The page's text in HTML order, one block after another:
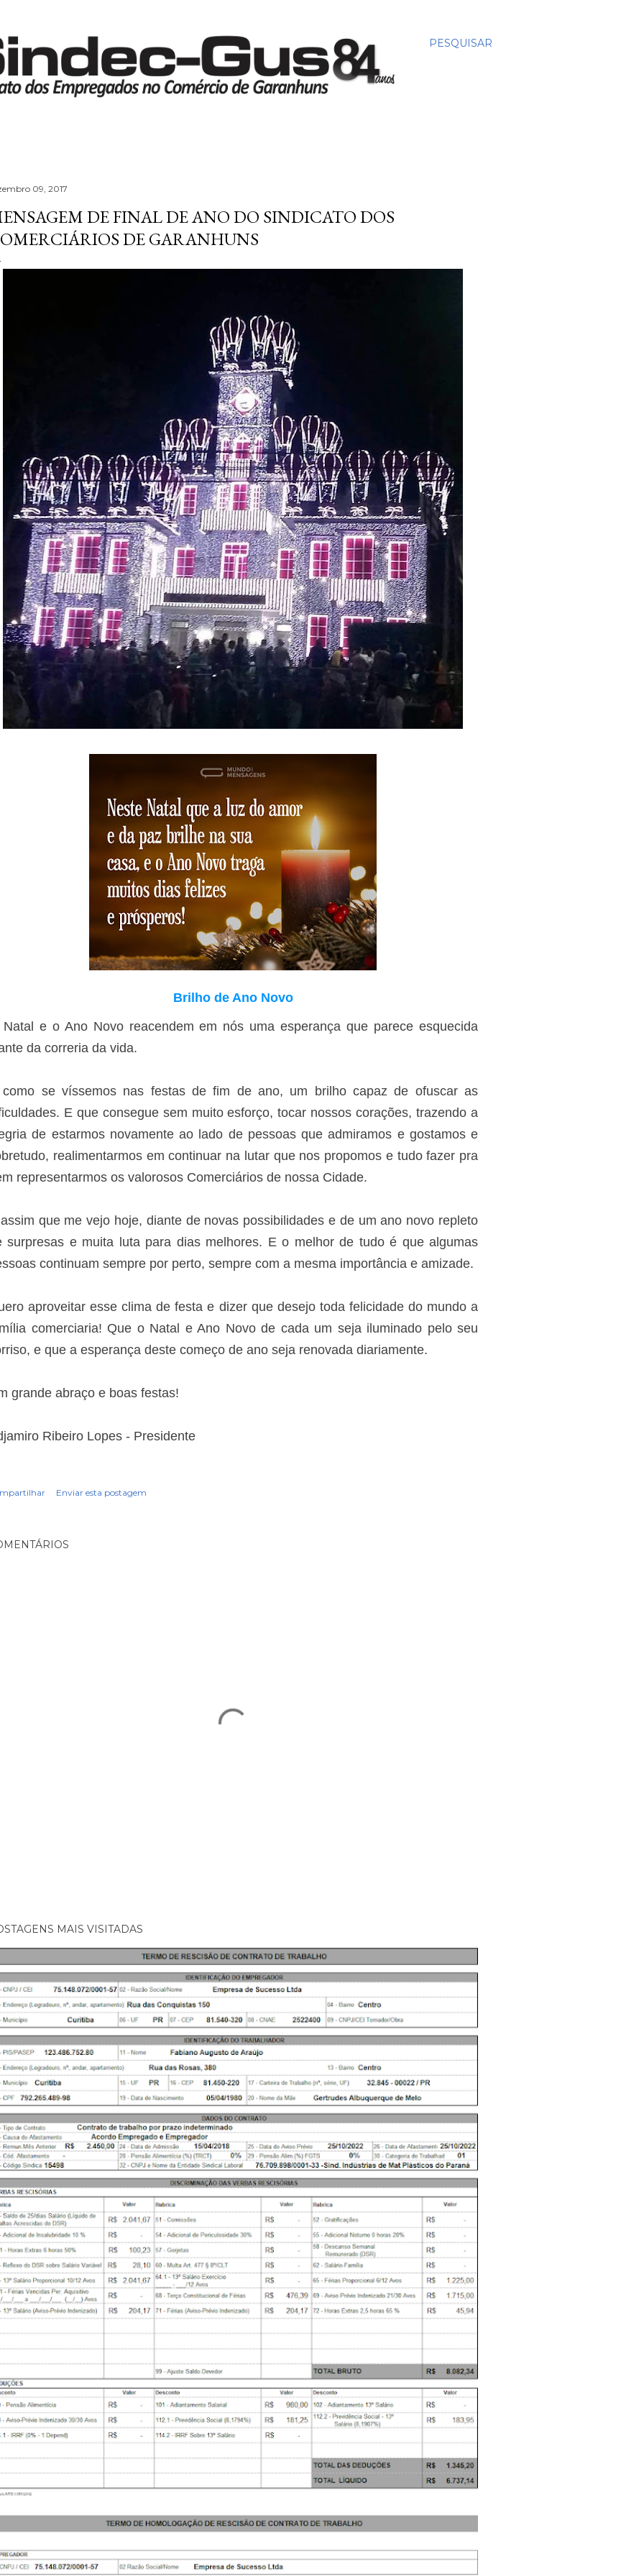
PESQUISAR
09, 2017
DE FINAL DE ANO DO SINDICATO DOS
DE GARANHUNS
Brilho de Ano Novo
e o Ano Novo reacendem em nós uma esperança que parece esquecida
da correria da vida.
se víssemos nas festas de fim de ano, um brilho capaz de ofuscar as
E que consegue sem muito esforço, tocar nossos corações, trazendo a
de estarmos novamente ao lado de pessoas que admiramos e gostamos e
realimentarmos em continuar na lutar que nos propomos e tudo fazer pra
representarmos os valorosos Comerciários de nossa Cidade.
que me vejo hoje, diante de novas possibilidades e de um ano novo repleto
surpresas e muita luta para dias melhores. E o melhor de tudo é que algumas
continuam sempre por perto, sempre com a mesma importância e amizade.
aproveitar esse clima de festa e dizer que desejo toda felicidade do mundo a
comerciaria! Que o Natal e Ano Novo de cada um seja iluminado pelo seu
e que a esperança deste começo de ano seja renovada diariamente.
grande abraço e boas festas!
Ribeiro Lopes - Presidente
Enviar esta postagem
MAIS VISITADAS